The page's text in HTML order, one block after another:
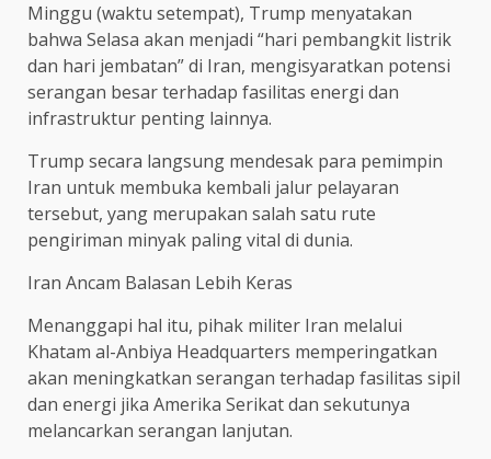
Minggu (waktu setempat), Trump menyatakan
bahwa Selasa akan menjadi “hari pembangkit listrik
dan hari jembatan” di Iran, mengisyaratkan potensi
serangan besar terhadap fasilitas energi dan
infrastruktur penting lainnya.
Trump secara langsung mendesak para pemimpin
Iran untuk membuka kembali jalur pelayaran
tersebut, yang merupakan salah satu rute
pengiriman minyak paling vital di dunia.
Iran Ancam Balasan Lebih Keras
Menanggapi hal itu, pihak militer Iran melalui
Khatam al-Anbiya Headquarters memperingatkan
akan meningkatkan serangan terhadap fasilitas sipil
dan energi jika Amerika Serikat dan sekutunya
melancarkan serangan lanjutan.